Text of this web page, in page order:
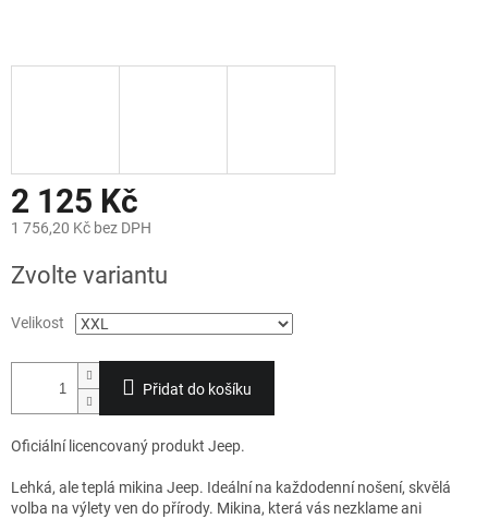
2 125 Kč
1 756,20 Kč bez DPH
cena:
Zvolte variantu
Velikost
Přidat do košíku
Oficiální licencovaný produkt Jeep.
Lehká, ale teplá mikina Jeep. Ideální na každodenní nošení, skvělá
volba na výlety ven do přírody. Mikina, která vás nezklame ani